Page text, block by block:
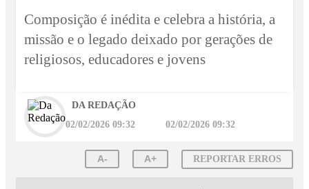
Composição é inédita e celebra a história, a
missão e o legado deixado por gerações de
religiosos, educadores e jovens
DA REDAÇÃO
02/02/2026 09:32 02/02/2026 09:32
A- A+ REPORTAR ERROS